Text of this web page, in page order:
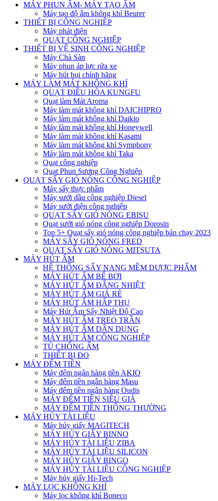
MÁY PHUN ẨM- MÁY TẠO ẨM
Máy tạo độ ẩm không khí Beurer
THIẾT BỊ CÔNG NGHIỆP
Máy phát điện
QUẠT CÔNG NGHIỆP
THIẾT BỊ VỆ SINH CÔNG NGHIỆP
Máy Chà Sàn
Máy phun áp lực rửa xe
Máy hút bụi chính hãng
MÁY LÀM MÁT KHÔNG KHÍ
QUẠT ĐIỀU HÒA KUNGFU
Quạt làm Mát Aroma
Máy làm mát không khí DAICHIPRO
Máy làm mát không khí Daikio
Máy làm mát không khí Honeywell
Máy làm mát không khí Kasami
Máy làm mát không khí Symphony
Máy làm mát không khí Taka
Quạt công nghiệp
Quạt Phun Sương Công Nghiệp
QUẠT SẤY GIÓ NÓNG CÔNG NGHIỆP
Máy sấy thực phẩm
Máy sưởi dầu công nghiệp Diesel
Máy sưởi điện công nghiệp
QUẠT SẤY GIÓ NÓNG EBISU
Quạt sưởi gió nóng công nghiệp Dorosin
Top 5+ Quạt sấy gió nóng công nghiệp bán chạy 2023
MÁY SẤY GIÓ NÓNG FRED
QUẠT SẤY GIÓ NÓNG MITSUTA
MÁY HÚT ẨM
HỆ THỐNG SẤY NANG MỀM DƯỢC PHẨM
MÁY HÚT ẨM BỂ BƠI
MÁY HÚT ẨM ĐẲNG NHIỆT
MÁY HÚT ẨM GIÁ RẺ
MÁY HÚT ẨM HẤP THỤ
Máy Hút Ẩm Sấy Nhiệt Độ Cao
MÁY HÚT ẨM TREO TRẦN
MÁY HÚT ẨM DÂN DỤNG
MÁY HÚT ẨM CÔNG NGHIỆP
TỦ CHỐNG ẨM
THIẾT BỊ ĐO
MÁY ĐẾM TIỀN
Máy đếm ngân hàng tiền AKIO
Máy đếm tiền ngân hàng Masu
Máy đếm tiền ngân hàng Oudis
MÁY ĐẾM TIỀN SIÊU GIẢ
MÁY ĐẾM TIỀN THÔNG THƯỜNG
MÁY HỦY TÀI LIỆU
Máy hủy giấy MAGITECH
MÁY HỦY GIẤY BINNO
MÁY HỦY TÀI LIỆU ZIBA
MÁY HỦY TÀI LIỆU SILICON
MÁY HỦY GIẤY BINGO
MÁY HỦY TÀI LIỆU CÔNG NGHIỆP
Máy hủy giấy Hi-Tech
MÁY LỌC KHÔNG KHÍ
Máy lọc không khí Boneco